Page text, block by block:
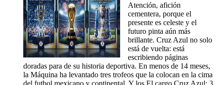
Atención, afición
cementera, porque el
presente es celeste y el
futuro pinta aún más
brillante. Cruz Azul no solo
está de vuelta: está
escribiendo páginas
doradas para de su historia deportiva. En menos de 14 meses,
la Máquina ha levantado tres trofeos que la colocan en la cima
del futbol mexicano y continental. Y los El cargo Cruz Azul: 3